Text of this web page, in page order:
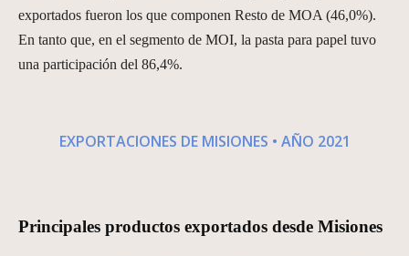
exportados fueron los que componen Resto de MOA (46,0%).
En tanto que, en el segmento de MOI, la pasta para papel tuvo
una participación del 86,4%.
EXPORTACIONES DE MISIONES • AÑO 2021
Principales productos exportados desde Misiones